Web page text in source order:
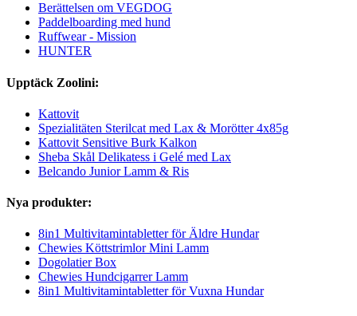
Berättelsen om VEGDOG
Paddelboarding med hund
Ruffwear - Mission
HUNTER
Upptäck Zoolini:
Kattovit
Spezialitäten Sterilcat med Lax & Morötter 4x85g
Kattovit Sensitive Burk Kalkon
Sheba Skål Delikatess i Gelé med Lax
Belcando Junior Lamm & Ris
Nya produkter:
8in1 Multivitamintabletter för Äldre Hundar
Chewies Köttstrimlor Mini Lamm
Dogolatier Box
Chewies Hundcigarrer Lamm
8in1 Multivitamintabletter för Vuxna Hundar